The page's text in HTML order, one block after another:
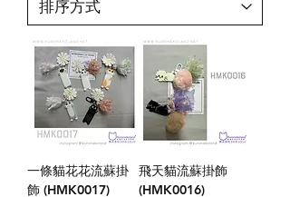
一條貓花花流蘇掛
飾 (HMK0017)
飛天貓流蘇掛飾
(HMK0016)